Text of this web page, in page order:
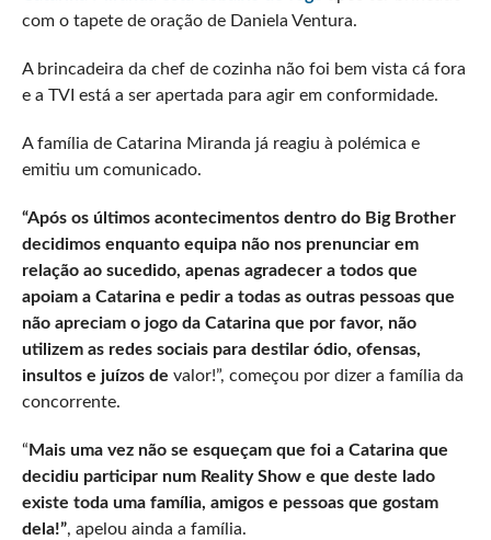
com o tapete de oração de Daniela Ventura.
A brincadeira da chef de cozinha não foi bem vista cá fora
e a TVI está a ser apertada para agir em conformidade.
A família de Catarina Miranda já reagiu à polémica e
emitiu um comunicado.
“Após os últimos acontecimentos dentro do Big Brother
decidimos enquanto equipa não nos prenunciar em
relação ao sucedido, apenas agradecer a todos que
apoiam a Catarina e pedir a todas as outras pessoas que
não apreciam o jogo da Catarina que por favor, não
utilizem as redes sociais para destilar ódio, ofensas,
insultos e juízos de valor!”, começou por dizer a família da
concorrente.
“ Mais uma vez não se esqueçam que foi a Catarina que
decidiu participar num Reality Show e que deste lado
existe toda uma família, amigos e pessoas que gostam
dela!”, apelou ainda a família.